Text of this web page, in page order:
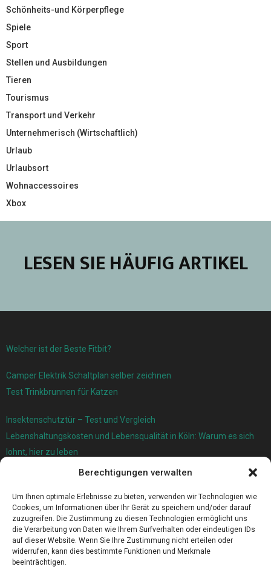
Berechtigungen verwalten
Um Ihnen optimale Erlebnisse zu bieten, verwenden wir Technologien wie
Cookies, um Informationen über Ihr Gerät zu speichern und/oder darauf
zuzugreifen. Die Zustimmung zu diesen Technologien ermöglicht uns
die Verarbeitung von Daten wie Ihrem Surfverhalten oder eindeutigen IDs
auf dieser Website. Wenn Sie Ihre Zustimmung nicht erteilen oder
widerrufen, kann dies bestimmte Funktionen und Merkmale
beeinträchtigen.
Schönheits-und Körperpflege
Spiele
Sport
Stellen und Ausbildungen
Tieren
Tourismus
Transport und Verkehr
Unternehmerisch (Wirtschaftlich)
Urlaub
Urlaubsort
Wohnaccessoires
Xbox
LESEN SIE HÄUFIG ARTIKEL
Welcher ist der Beste Fitbit?
Camper Elektrik Schaltplan selber zeichnen
Test Trinkbrunnen für Katzen
Insektenschutztür – Test und Vergleich
Lebenshaltungskosten und Lebensqualität in Köln: Warum es sich
lohnt, hier zu leben
Ersatzfedern für Ihr Trampolin
Holländischer Stoffmarkt in Ihrer Nähe